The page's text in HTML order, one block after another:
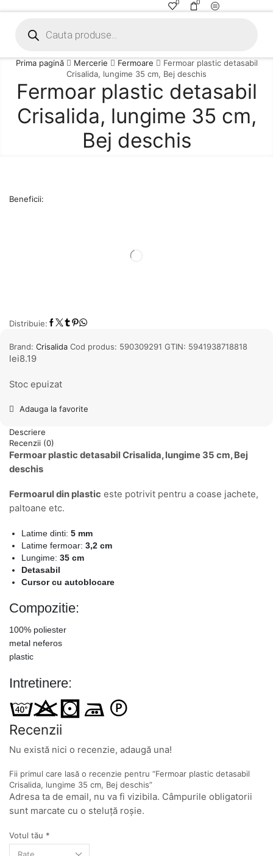
0 0
Prima pagină Mercerie Fermoare
Fermoar plastic detasabil
Crisalida, lungime 35 cm, Bej deschis
Fermoar plastic detasabil
Crisalida, lungime 35 cm,
Bej deschis
Beneficii:
Distribuie:
Brand: Crisalida Cod produs: 590309291 GTIN: 5941938718818
lei8.19
Stoc epuizat
Adauga la favorite
Descriere
Recenzii (0)
Fermoar plastic detasabil Crisalida, lungime 35 cm, Bej
deschis
Fermoarul din plastic este potrivit pentru a coase jachete,
paltoane etc.
Latime dinti: 5 mm
Latime fermoar: 3,2 cm
Lungime: 35 cm
Detasabil
Cursor cu autoblocare
Compozitie:
100% poliester
metal neferos
plastic
Intretinere:
Recenzii
Nu există nici o recenzie, adaugă una!
Fii primul care lasă o recenzie pentru “Fermoar plastic detasabil
Crisalida, lungime 35 cm, Bej deschis”
Adresa ta de email, nu va fi vizibila. Câmpurile obligatorii
sunt marcate cu o steluță roșie.
Votul tău *